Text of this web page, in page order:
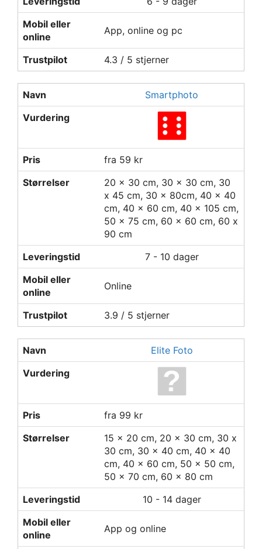
Mobil eller
online
App, online og pc
Trustpilot 4.3 / 5 stjerner
Navn
Smartphoto
Vurdering
Pris
fra 59 kr
Størrelser
20 x 30 cm, 30 x 30 cm, 30
x 45 cm, 30 x 80cm, 40 x 40
cm, 40 x 60 cm, 40 x 105 cm,
50 x 75 cm, 60 x 60 cm, 60 x
90 cm
Leveringstid
7 - 10 dager
Mobil eller
online
Online
Trustpilot 3.9 / 5 stjerner
Navn
Elite Foto
Vurdering
Pris
fra 99 kr
Størrelser
15 x 20 cm, 20 x 30 cm, 30 x
30 cm, 30 x 40 cm, 40 x 40
cm, 40 x 60 cm, 50 x 50 cm,
50 x 70 cm, 60 x 80 cm
Leveringstid
10 - 14 dager
Mobil eller
online
App og online